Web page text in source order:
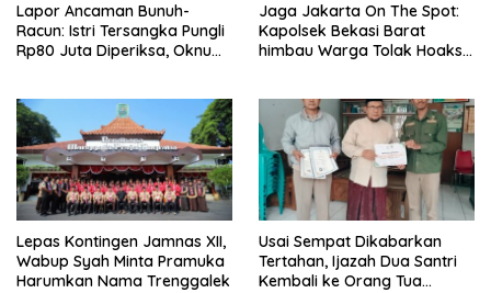
Lapor Ancaman Bunuh-
Racun: Istri Tersangka Pungli
Rp80 Juta Diperiksa, Oknum
Jaga Jakarta On The Spot:
Kapolsek Bekasi Barat
himbau Warga Tolak Hoaks
Lepas Kontingen Jamnas XII,
Wabup Syah Minta Pramuka
Harumkan Nama Trenggalek
Usai Sempat Dikabarkan
Tertahan, Ijazah Dua Santri
Kembali ke Orang Tua